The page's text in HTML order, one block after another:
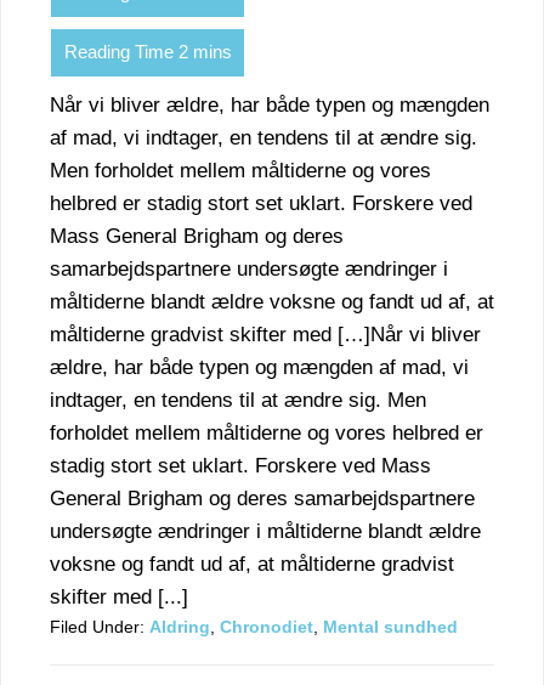
Når vi bliver ældre, har både typen og mængden
af mad, vi indtager, en tendens til at ændre sig.
Men forholdet mellem måltiderne og vores
helbred er stadig stort set uklart. Forskere ved
Mass General Brigham og deres
samarbejdspartnere undersøgte ændringer i
måltiderne blandt ældre voksne og fandt ud af, at
måltiderne gradvist skifter med […]Når vi bliver
ældre, har både typen og mængden af mad, vi
indtager, en tendens til at ændre sig. Men
forholdet mellem måltiderne og vores helbred er
stadig stort set uklart. Forskere ved Mass
General Brigham og deres samarbejdspartnere
undersøgte ændringer i måltiderne blandt ældre
voksne og fandt ud af, at måltiderne gradvist
skifter med [...]
Filed Under: Aldring Chronodiet Mental sundhed